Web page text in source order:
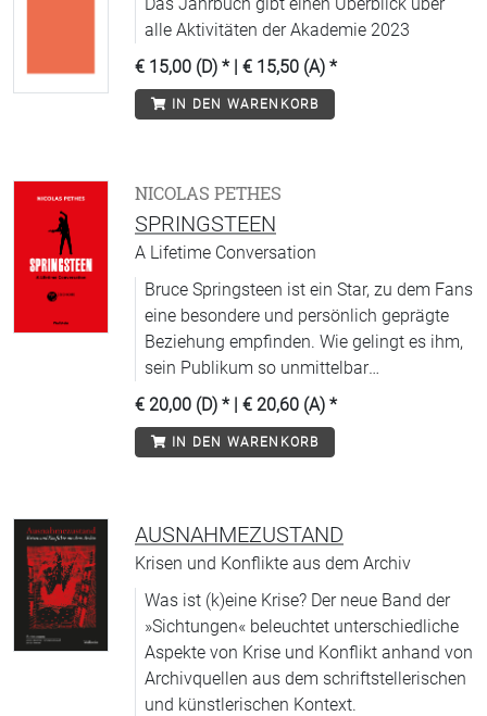
alle Aktivitäten der Akademie 2023
€ 15,00 (D) * | € 15,50 (A) *
IN DEN WARENKORB
NICOLAS PETHES
SPRINGSTEEN
A Lifetime Conversation
Bruce Springsteen ist ein Star, zu dem Fans
eine besondere und persönlich geprägte
Beziehung empfinden. Wie gelingt es ihm,
sein Publikum so unmittelbar
anzusprechen?
€ 20,00 (D) * | € 20,60 (A) *
IN DEN WARENKORB
AUSNAHMEZUSTAND
Krisen und Konflikte aus dem Archiv
Was ist (k)eine Krise? Der neue Band der
»Sichtungen« beleuchtet unterschiedliche
Aspekte von Krise und Konflikt anhand von
Archivquellen aus dem schriftstellerischen
und künstlerischen Kontext.